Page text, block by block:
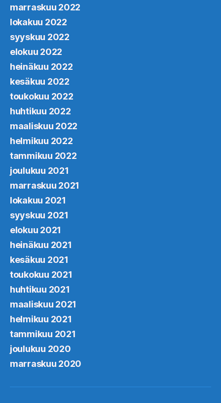
marraskuu 2022
lokakuu 2022
syyskuu 2022
elokuu 2022
heinäkuu 2022
kesäkuu 2022
toukokuu 2022
huhtikuu 2022
maaliskuu 2022
helmikuu 2022
tammikuu 2022
joulukuu 2021
marraskuu 2021
lokakuu 2021
syyskuu 2021
elokuu 2021
heinäkuu 2021
kesäkuu 2021
toukokuu 2021
huhtikuu 2021
maaliskuu 2021
helmikuu 2021
tammikuu 2021
joulukuu 2020
marraskuu 2020